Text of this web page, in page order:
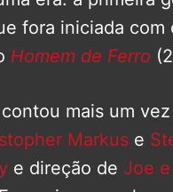
fora iniciada com
Homem de Ferro
mais um
Markus e
e direção de Joe